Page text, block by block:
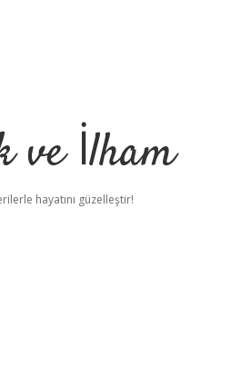
ve İlham
hayatını güzelleştir!